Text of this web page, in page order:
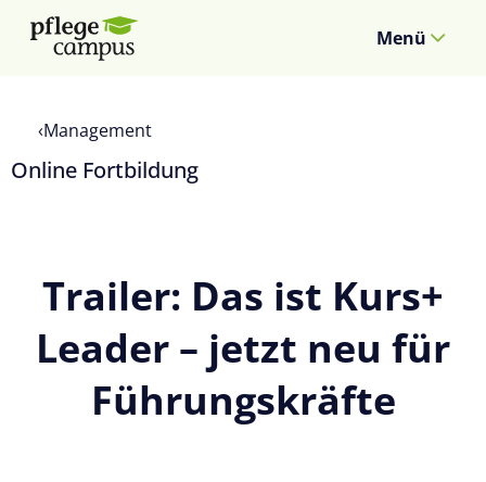
Menü
Management
Online Fortbildung
Trailer: Das ist Kurs+
Leader – jetzt neu für
Führungskräfte